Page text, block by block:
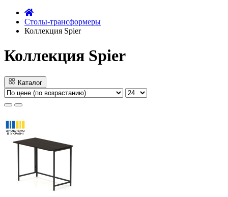
Cтолы-трансформеры
Коллекция Spier
Коллекция Spier
Каталог